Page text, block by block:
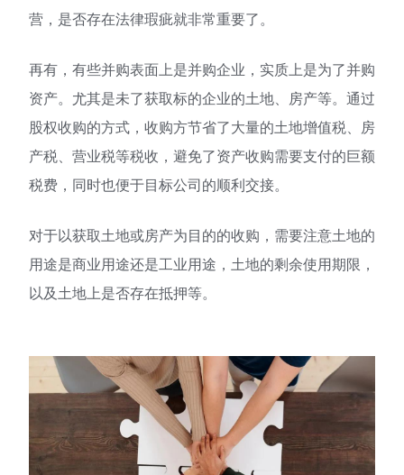
营，是否存在法律瑕疵就非常重要了。
再有，有些并购表面上是并购企业，实质上是为了并购
资产。尤其是未了获取标的企业的土地、房产等。通过
股权收购的方式，收购方节省了大量的土地增值税、房
产税、营业税等税收，避免了资产收购需要支付的巨额
税费，同时也便于目标公司的顺利交接。
对于以获取土地或房产为目的的收购，需要注意土地的
用途是商业用途还是工业用途，土地的剩余使用期限，
以及土地上是否存在抵押等。